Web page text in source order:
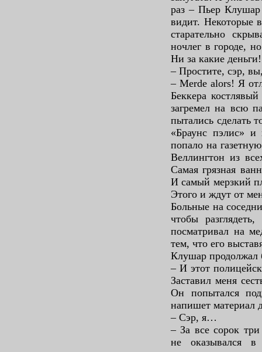
раз – Пьер
видит. Некоторые
старательно
ночлег в городе,
Ни за какие деньги!
– Простите, сэр,
– Merde alors! Я
Беккера
загремел на всю
пытались сделать
«Браунс пэлис»
попало на
Веллингтон из
Самая грязная
И самый мерзкий
Этого и ждут от
Больные на
чтобы
посматривал на
тем, что его
Клушар продолжал
– И этот
Заставил меня
Он попытался
напишет материал
– Сэр, я…
– За все сорок
не оказывался